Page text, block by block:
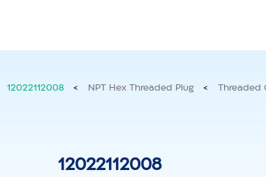
Threaded
>
NPT Hex Threaded Plug
>
12022112008
12022112008